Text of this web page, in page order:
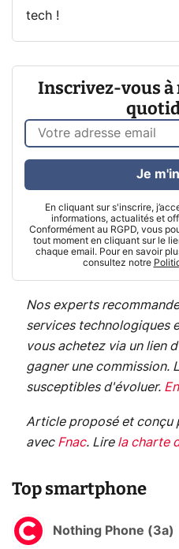
tech !
Inscrivez-vous
En cliquant sur s'inscrire,
informations, actualités et
Conformément au RGPD, vous
tout moment en cliquant sur le
chaque email. Pour en savoir
consultez notre
Je
Nos experts
services technologiques
vous achetez via un lien
gagner une commission.
susceptibles d'évoluer.
Article proposé et conçu
avec Fnac. Lire la charte
Top smartphone
Nothing Phone (3a)